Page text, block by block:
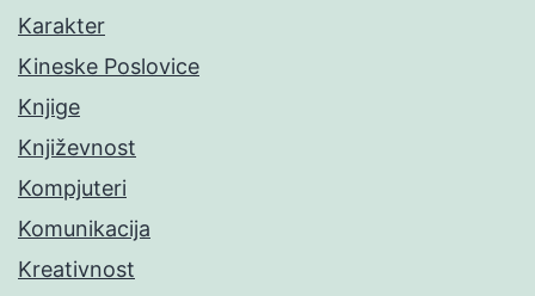
Karakter
Kineske Poslovice
Knjige
Književnost
Kompjuteri
Komunikacija
Kreativnost